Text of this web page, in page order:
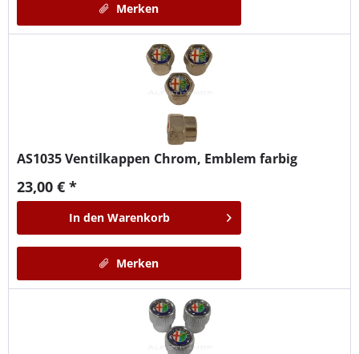
Merken
AS1035Ventilkappen Chrom, Emblem farbig
23,00 € *
In den Warenkorb
Merken